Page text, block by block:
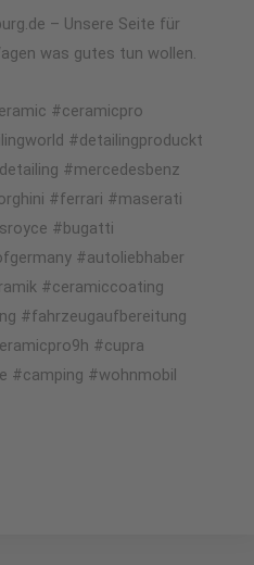
– Unsere Seite für
was gutes tun wollen.
#ceramicpro
#detailingproduckt
#mercedesbenz
#ferrari #maserati
#bugatti
#autoliebhaber
#ceramiccoating
#fahrzeugaufbereitung
#cupra
#camping #wohnmobil